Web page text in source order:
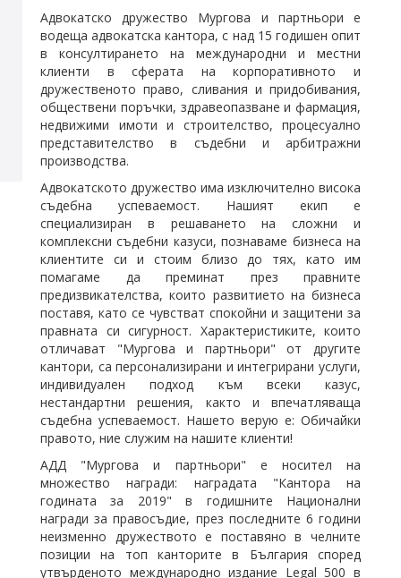
Адвокатско дружество Мургова и партньори е
водеща адвокатска кантора, с над 15 годишен опит
в консултирането на международни и местни
клиенти в сферата на корпоративното и
дружественото право, сливания и придобивания,
обществени поръчки, здравеопазване и фармация,
недвижими имоти и строителство, процесуално
представителство в съдебни и арбитражни
производства.
Адвокатското дружество има изключително висока
съдебна успеваемост. Нашият екип е
специализиран в решаването на сложни и
комплексни съдебни казуси, познаваме бизнеса на
клиентите си и стоим близо до тях, като им
помагаме да преминат през правните
предизвикателства, които развитието на бизнеса
поставя, като се чувстват спокойни и защитени за
правната си сигурност. Характеристиките, които
отличават "Мургова и партньори" от другите
кантори, са персонализирани и интегрирани услуги,
индивидуален подход към всеки казус,
нестандартни решения, както и впечатляваща
съдебна успеваемост. Нашето верую е: Обичайки
правото, ние служим на нашите клиенти!
АДД "Мургова и партньори" е носител на
множество награди: наградата "Кантора на
годината за 2019" в годишните Национални
награди за правосъдие, през последните 6 години
неизменно дружеството е поставяно в челните
позиции на топ канторите в България според
утвърденото международно издание Legal 500 в